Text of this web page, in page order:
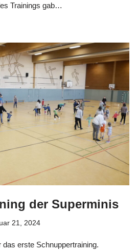
Trainings gab…
der Superminis
21, 2024
erste Schnuppertraining.